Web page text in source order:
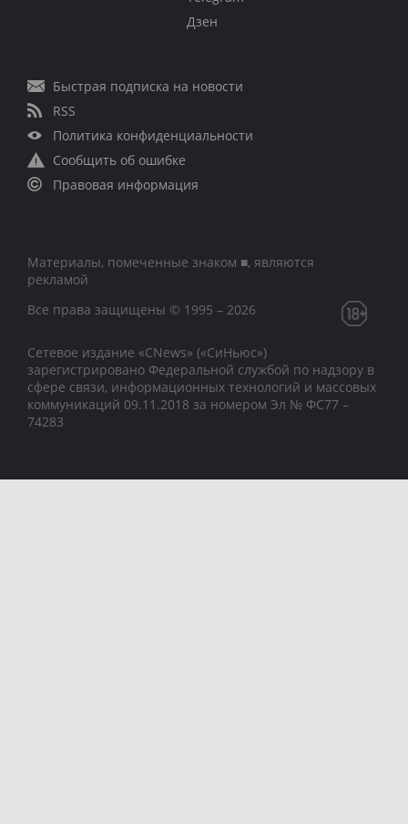
Дзен
Быстрая подписка на новости
RSS
Политика конфиденциальности
Сообщить об ошибке
Правовая информация
Материалы, помеченные знаком ■, являются
рекламой
Все права защищены © 1995 – 2026
Сетевое издание «CNews» («СиНьюс»)
зарегистрировано Федеральной службой по надзору в
сфере связи, информационных технологий и массовых
коммуникаций 09.11.2018 за номером Эл № ФС77 –
74283